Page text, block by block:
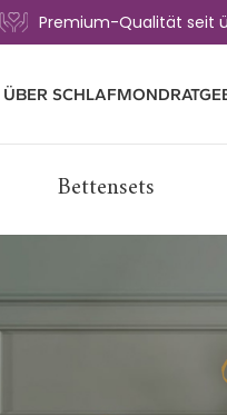
ÜBER SCHLAFMOND
Bettensets
Premium-Qualität seit